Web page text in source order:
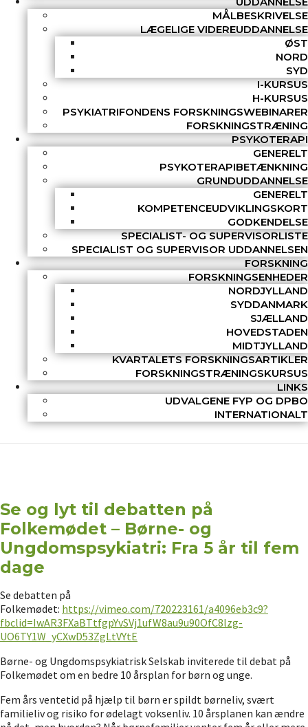
MÅLBESKRIVELSE
LÆGELIGE VIDEREUDDANNELSE
ØST
NORD
SYD
I-KURSUS
H-KURSUS
PSYKIATRIFONDENS FORSKNINGSWEBINARER
FORSKNINGSTRÆNING
PSYKOTERAPI
GENERELT
PSYKOTERAPIBETÆNKNING
GRUNDUDDANNELSE
GENERELT
KOMPETENCEUDVIKLINGSKORT
GODKENDELSE
SPECIALIST- OG SUPERVISORLISTE
SPECIALIST OG SUPERVISOR UDDANNELSEN
FORSKNING
FORSKNINGSENHEDER
NORDJYLLAND
SYDDANMARK
SJÆLLAND
HOVEDSTADEN
MIDTJYLLAND
KVARTALETS FORSKNINGSARTIKLER
FORSKNINGSTRÆNINGSKURSUS
LINKS
UDVALGENE FYP OG DPBO
INTERNATIONALT
Se og lyt til debatten på
Folkemødet – Børne- og
Ungdomspsykiatri: Fra 5 år til fem
dage
Se debatten på
Folkemødet: https://vimeo.com/720223161/a4096eb3c9?
fbclid=IwAR3FXaBTtfgpYvSVj1ufW8au9u90OfC8lzg-
UO6TY1W_yCXwD53ZgLtVYtE
Børne- og Ungdomspsykiatrisk Selskab inviterede til debat på
Folkemødet om en bedre 10 årsplan for børn og unge.
Fem års ventetid på hjælp til børn er spildt børneliv, svært
familieliv og risiko for ødelagt voksenliv. 10 årsplanen kan ændre